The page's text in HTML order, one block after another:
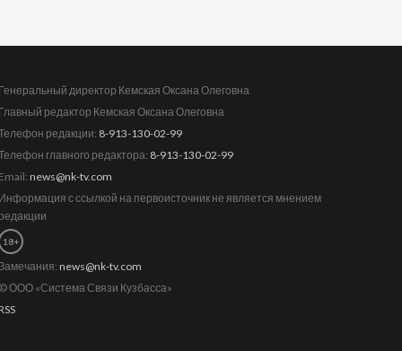
директор Кемская Оксана Олеговна
редактор Кемская Оксана Олеговна
редакции: 8-913-130-02-99
главного редактора: 8-913-130-02-99
news@nk-tv.com
с ссылкой на первоисточник не является мнением
18+
news@nk-tv.com
ООО «Система Связи Кузбасса»